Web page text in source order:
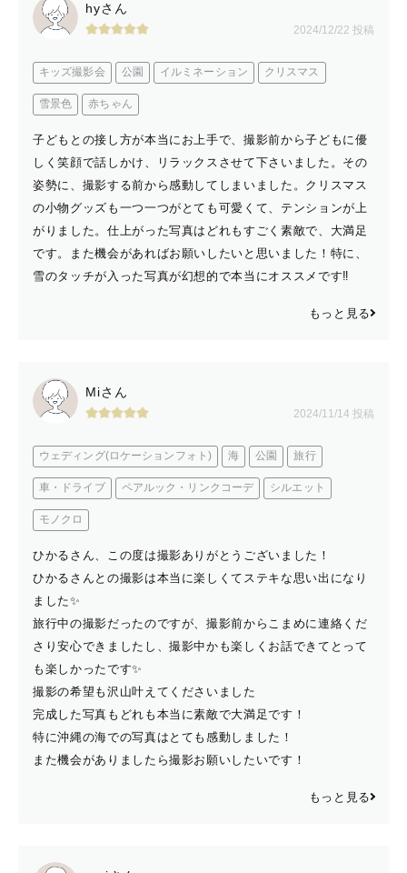
hyさん
2024/12/22 投稿
キッズ撮影会 公園 イルミネーション クリスマス
雪景色 赤ちゃん
子どもとの接し方が本当にお上手で、撮影前から子どもに優
しく笑顔で話しかけ、リラックスさせて下さいました。その
姿勢に、撮影する前から感動してしまいました。クリスマス
の小物グッズも一つ一つがとても可愛くて、テンションが上
がりました。仕上がった写真はどれもすごく素敵で、大満足
です。また機会があればお願いしたいと思いました！特に、
雪のタッチが入った写真が幻想的で本当にオススメです‼︎
もっと見る
Miさん
2024/11/14 投稿
ウェディング(ロケーションフォト) 海 公園 旅行
車・ドライブ ペアルック・リンクコーデ シルエット
モノクロ
ひかるさん、この度は撮影ありがとうございました！
ひかるさんとの撮影は本当に楽しくてステキな思い出になり
ました✨
旅行中の撮影だったのですが、撮影前からこまめに連絡くだ
さり安心できましたし、撮影中かも楽しくお話できてとって
も楽しかったです✨
撮影の希望も沢山叶えてくださいました
完成した写真もどれも本当に素敵で大満足です！
特に沖縄の海での写真はとても感動しました！
また機会がありましたら撮影お願いしたいです！
もっと見る